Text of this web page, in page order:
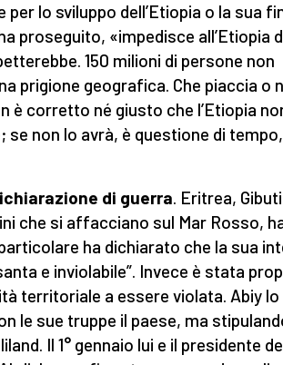
per lo sviluppo dell’Etiopia o la sua
proseguito, «impedisce all’Etiopia
150 milioni di persone non
prigione geografica. Che piaccia o
è corretto né giusto che l’Etiopia
se non lo avrà, è questione di
di guerra. Eritrea,
che si affacciano sul Mar Rosso,
ha dichiarato che la sua
e inviolabile”. Invece è stata
territoriale a essere violata. Abiy lo
le sue truppe il paese, ma
Il 1° gennaio lui e il presidente